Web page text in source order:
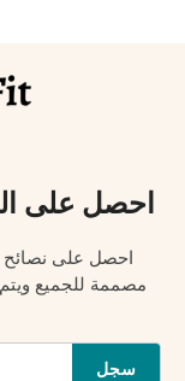
احصل على
احصل على نصائح
مصممة للجميع
سجل